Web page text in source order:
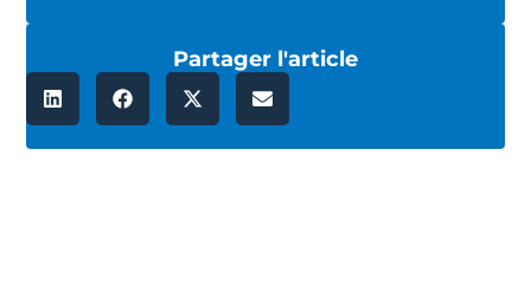
Partager l'article